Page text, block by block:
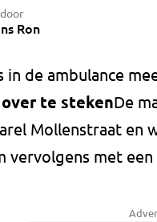
Ron
in de ambulance
te stekenDe
Mollenstraat en
vervolgens met